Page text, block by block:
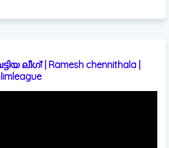
ലീഗ്! | Ramesh chennithala |